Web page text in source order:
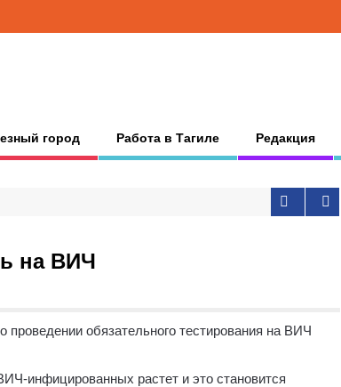
город Работа в Тагиле Редакция
на ВИЧ
обязательного тестирования на ВИЧ
инфицированных растет и это становится